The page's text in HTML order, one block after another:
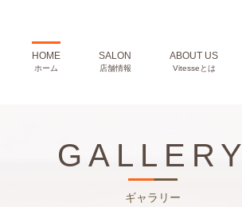
HOME
ホーム
SALON
店舗情報
ABOUT US
Vitesseとは
GALLERY
ギャラリー